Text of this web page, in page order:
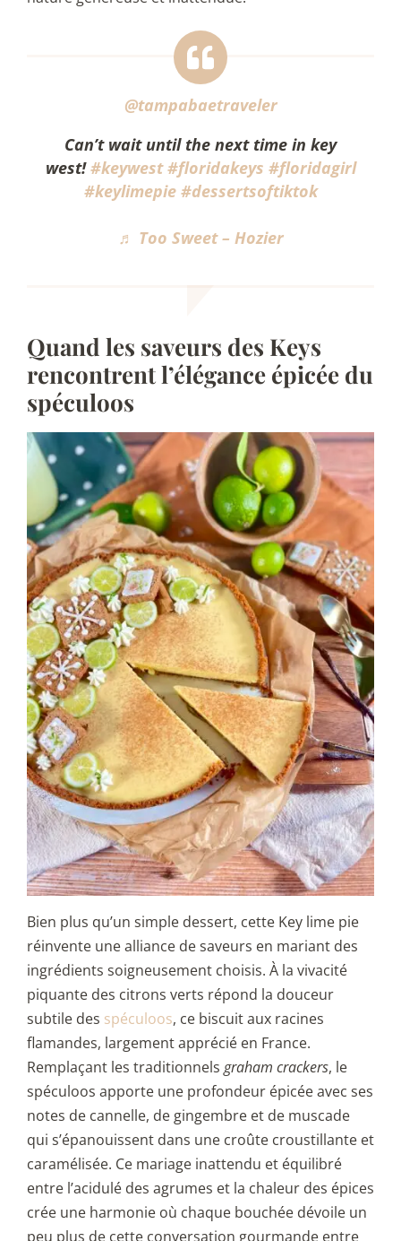
@tampabaetraveler
Can’t wait until the next time in key
west!#keywest #floridakeys #floridagirl
#keylimepie #dessertsoftiktok
♬ Too Sweet – Hozier
Quand les saveurs des Keys
rencontrent l’élégance épicée du
spéculoos
Bien plus qu’un simple dessert, cette Key lime pie
réinvente une alliance de saveurs en mariant des
ingrédients soigneusement choisis. À la vivacité
piquante des citrons verts répond la douceur
subtile des spéculoos, ce biscuit aux racines
flamandes, largement apprécié en France.
Remplaçant les traditionnels graham crackers, le
spéculoos apporte une profondeur épicée avec ses
notes de cannelle, de gingembre et de muscade
qui s’épanouissent dans une croûte croustillante et
caramélisée. Ce mariage inattendu et équilibré
entre l’acidulé des agrumes et la chaleur des épices
crée une harmonie où chaque bouchée dévoile un
peu plus de cette conversation gourmande entre